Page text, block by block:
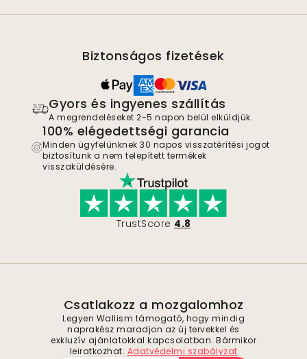
Biztonságos fizetések
Gyors és ingyenes szállítás
A megrendeléseket 2-5 napon belül elküldjük.
100% elégedettségi garancia
Minden ügyfelünknek 30 napos visszatérítési jogot
biztosítunk a nem telepített termékek
visszaküldésére.
TrustScore 4.8
Csatlakozz a mozgalomhoz
Legyen Wallism támogató, hogy mindig
naprakész maradjon az új tervekkel és
exkluzív ajánlatokkal kapcsolatban. Bármikor
leiratkozhat. Adatvédelmi szabályzat